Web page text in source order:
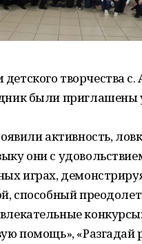
творчества
были приглашены
активность,
они с
играх,
способный
помощь», «Разгадай